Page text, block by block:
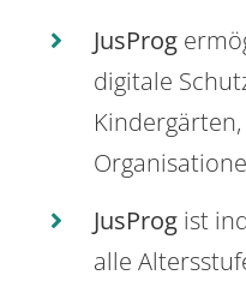
JusProg
digitale
JusProg ist
alle